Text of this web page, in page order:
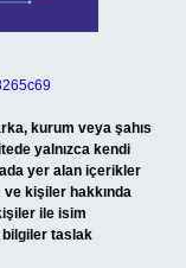
kurum veya şahıs
yalnızca kendi
yer alan içerikler
kişiler hakkında
ile isim
bilgiler taslak